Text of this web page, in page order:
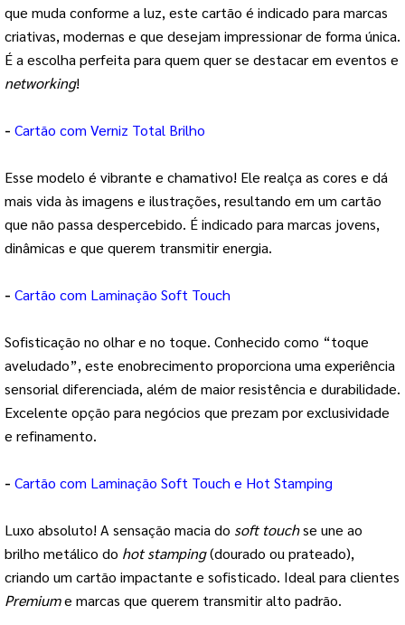
que muda conforme a luz, este cartão é indicado para marcas
criativas, modernas e que desejam impressionar de forma única.
É a escolha perfeita para quem quer se destacar em eventos e
networking!
- Cartão com Verniz Total Brilho
Esse modelo é vibrante e chamativo! Ele realça as cores e dá
mais vida às imagens e ilustrações, resultando em um cartão
que não passa despercebido. É indicado para marcas jovens,
dinâmicas e que querem transmitir energia.
- Cartão com Laminação Soft Touch
Sofisticação no olhar e no toque. Conhecido como “toque
aveludado”, este enobrecimento proporciona uma experiência
sensorial diferenciada, além de maior resistência e durabilidade.
Excelente opção para negócios que prezam por exclusividade
e refinamento.
- Cartão com Laminação Soft Touch e Hot Stamping
Luxo absoluto! A sensação macia do soft touchse une ao
brilho metálico do hot stamping(dourado ou prateado),
criando um cartão impactante e sofisticado. Ideal para clientes
Premiume marcas que querem transmitir alto padrão.